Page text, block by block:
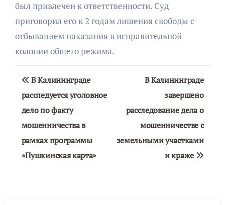
был привлечен к ответственности. Суд
приговорил его к 2 годам лишения свободы с
отбыванием наказания в исправительной
колонии общего режима.
Навигация
по
записям
В Калининграде
расследуется уголовное
дело по факту
мошенничества в
рамках программы
«Пушкинская карта»
В Калининграде
завершено
расследование дела о
мошенничестве с
земельными участками
и краже